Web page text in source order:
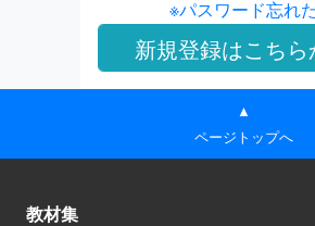
※パスワード忘れた
▲
ページトップへ
教材集